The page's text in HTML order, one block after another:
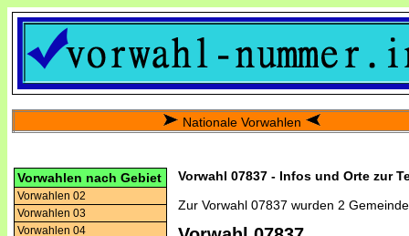
Nationale Vorwahlen
Vorwahlen nach Gebiet
Vorwahlen 02
Vorwahlen 03
Vorwahlen 04
Vorwahl 07837 - Infos und Orte zur
Zur Vorwahl 07837 wurden 2